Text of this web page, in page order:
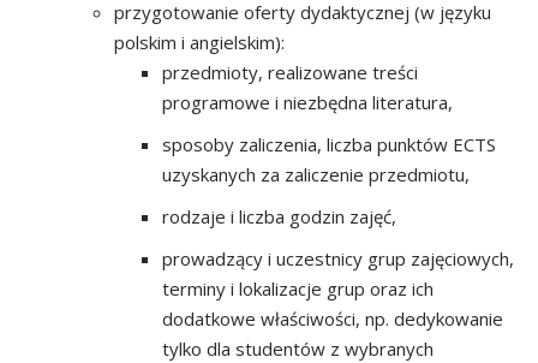
przygotowanie oferty dydaktycznej (w języku
polskim i angielskim):
przedmioty, realizowane treści
programowe i niezbędna literatura,
sposoby zaliczenia, liczba punktów ECTS
uzyskanych za zaliczenie przedmiotu,
rodzaje i liczba godzin zajęć,
prowadzący i uczestnicy grup zajęciowych,
terminy i lokalizacje grup oraz ich
dodatkowe właściwości, np. dedykowanie
tylko dla studentów z wybranych